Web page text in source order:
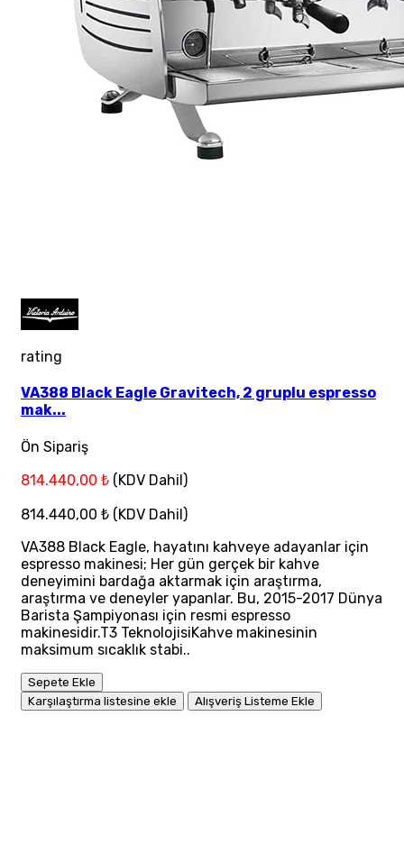
rating
VA388 Black Eagle Gravitech, 2 gruplu espresso
mak...
Ön Sipariş
814.440,00 ₺ (KDV Dahil)
814.440,00 ₺ (KDV Dahil)
VA388 Black Eagle, hayatını kahveye adayanlar için
espresso makinesi; Her gün gerçek bir kahve
deneyimini bardağa aktarmak için araştırma,
araştırma ve deneyler yapanlar. Bu, 2015-2017 Dünya
Barista Şampiyonası için resmi espresso
makinesidir.T3 TeknolojisiKahve makinesinin
maksimum sıcaklık stabi..
Sepete Ekle
Karşılaştırma listesine ekle
Alışveriş Listeme Ekle